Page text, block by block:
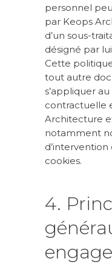
personnel
par Keops
d’un sous-
désigné par
Cette
tout autre
s’appliquer
contractuelle
Architecture
notamment
cookies.
4.